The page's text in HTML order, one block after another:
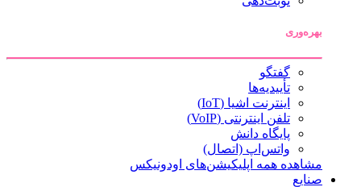
بهره‌وری
گفتگو
تأییدیه‌ها
اینترنت اشیا (IoT)
تلفن اینترنتی (VoIP)
پایگاه دانش
واتس‌اپ (اتصال)
مشاهده همه اپلیکیشن‌های اودونیکس
صنایع